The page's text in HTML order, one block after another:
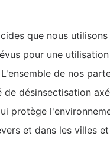
que nous utilisons
pour une utilisation
de nos
de désinsectisation
protège
et dans les villes